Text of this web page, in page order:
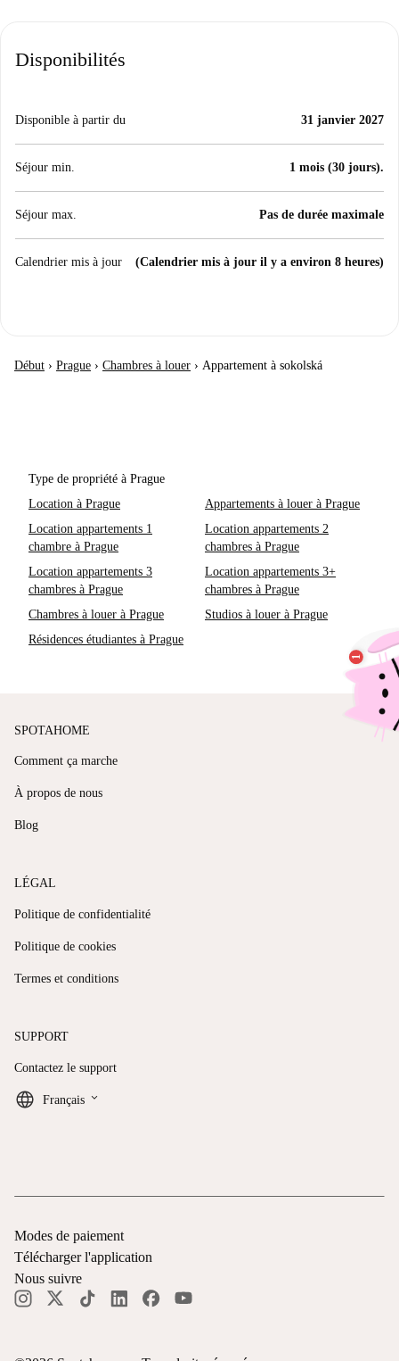
Disponibilités
Disponible à partir du 31 janvier 2027
Séjour min. 1 mois (30 jours).
Séjour max. Pas de durée maximale
Calendrier mis à jour (Calendrier mis à jour il y a environ 8 heures)
Début › Prague › Chambres à louer › Appartement à sokolská
Type de propriété à Prague
Location à Prague
Appartements à louer à Prague
Location appartements 1
chambre à Prague
Location appartements 2
chambres à Prague
Location appartements 3
chambres à Prague
Location appartements 3+
chambres à Prague
Chambres à louer à Prague
Studios à louer à Prague
Résidences étudiantes à Prague
SPOTAHOME
Comment ça marche
À propos de nous
Blog
LÉGAL
Politique de confidentialité
Politique de cookies
Termes et conditions
SUPPORT
Contactez le support
Français keyboard_arrow_down
Modes de paiement
Télécharger l'application
Nous suivre